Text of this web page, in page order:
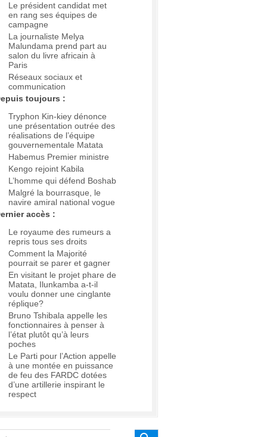
Le président candidat met
en rang ses équipes de
campagne
La journaliste Melya
Malundama prend part au
salon du livre africain à
Paris
Réseaux sociaux et
communication
toujours :
Tryphon Kin-kiey dénonce
une présentation outrée des
réalisations de l’équipe
gouvernementale Matata
Habemus Premier ministre
Kengo rejoint Kabila
L’homme qui défend Boshab
Malgré la bourrasque, le
navire amiral national vogue
accès :
Le royaume des rumeurs a
repris tous ses droits
Comment la Majorité
pourrait se parer et gagner
En visitant le projet phare de
Matata, Ilunkamba a-t-il
voulu donner une cinglante
réplique?
Bruno Tshibala appelle les
fonctionnaires à penser à
l’état plutôt qu’à leurs
poches
Le Parti pour l’Action appelle
à une montée en puissance
de feu des FARDC dotées
d’une artillerie inspirant le
respect